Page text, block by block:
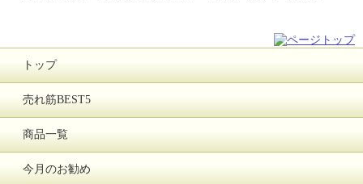
トップ
売れ筋BEST5
商品一覧
今月のお勧め